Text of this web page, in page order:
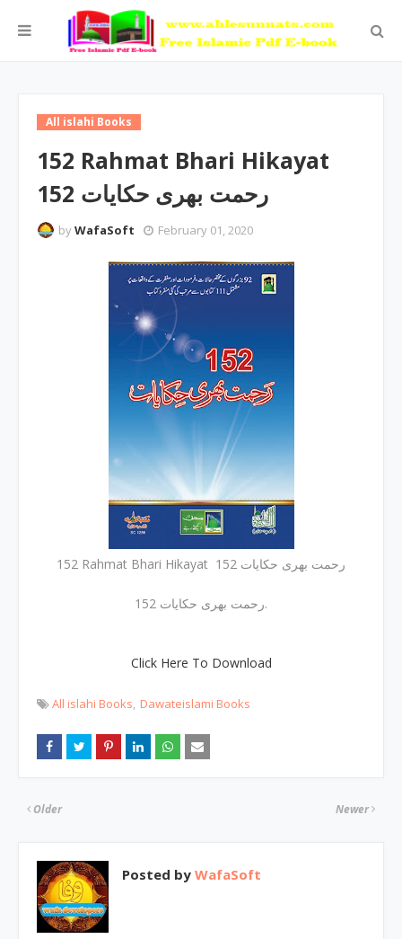
All islahi Books
152 Rahmat Bhari Hikayat
152 رحمت بھری حکایات
byWafaSoft February 01, 2020
152 Rahmat Bhari Hikayat 152 رحمت بھری حکایات
152 رحمت بھری حکایات.
Click Here To Download
All islahi Books Dawateislami Books
Newer
Older
Posted by WafaSoft